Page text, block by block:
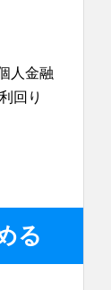
人金融
回り
る